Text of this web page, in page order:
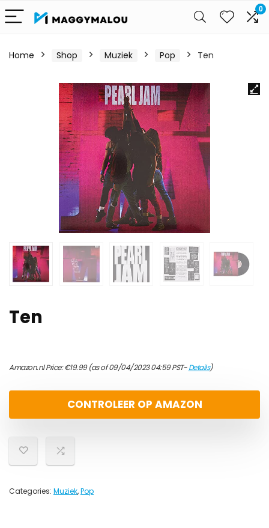
0
Home Shop Muziek Pop Ten
Ten
Amazon.nl Price:€19.99(as of 09/04/2023 04:59 PST-Details)
CONTROLEER OP AMAZON
Categories: Muziek,Pop